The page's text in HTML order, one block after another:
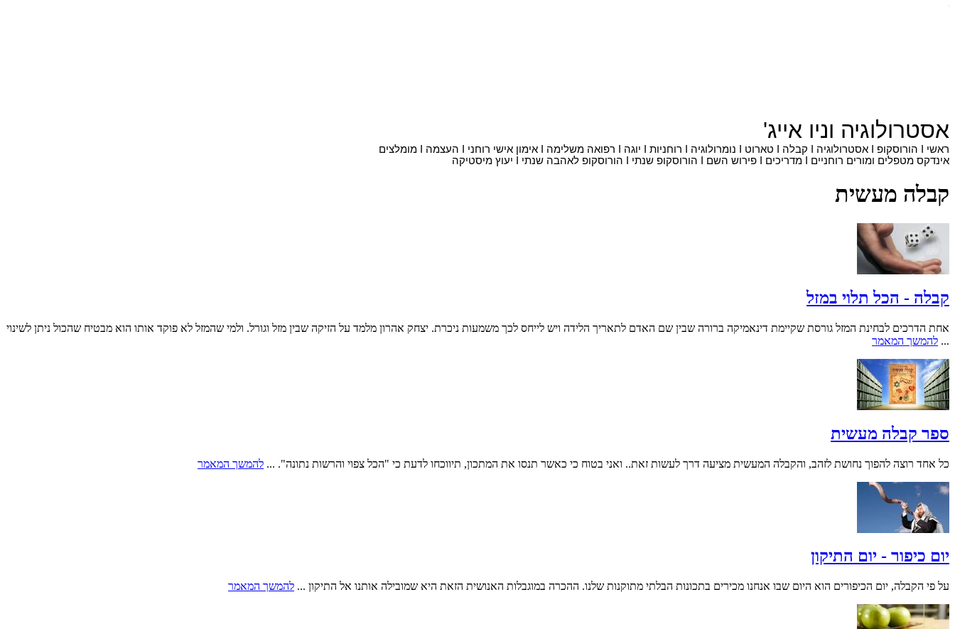
אסטרולוגיה וניו אייג'
ראשי הורוסקופ אסטרולוגיה קבלה טארוט נומרולוגיה רוחניות יוגה רפואה משלימה אימון אישי רוחני העצמה
מומלצים
אינדקס מטפלים ומורים רוחניים
מדריכים פירוש השם הורוסקופ שנתי הורוסקופ לאהבה שנתי יעוץ מיסטיקה
קבלה מעשית
קבלה - הכל תלוי במזל
אחת הדרכים לבחינת המזל גורסת שקיימת דינאמיקה ברורה שבין שם האדם לתאריך הלידה ויש לייחס לכך משמעות ניכרת. יצחק אהרון מלמד על הזיקה שבין מזל וגורל. ולמי שהמזל לא פוקד אותו הוא מבטיח שהכול ניתן לשינוי
... להמשך המאמר
ספר קבלה מעשית
כל אחד רוצה להפוך נחושת לזהב, והקבלה המעשית מציעה דרך לעשות זאת.. ואני בטוח כי כאשר תנסו את המתכון, תיווכחו לדעת כי "הכל צפוי והרשות נתונה". ... להמשך המאמר
יום כיפור - יום התיקון
על פי הקבלה, יום הכיפורים הוא היום שבו אנחנו מכירים בתכונות הבלתי מתוקנות שלנו. ההכרה במוגבלות האנושית הזאת היא שמובילה אותנו אל התיקון ... להמשך המאמר